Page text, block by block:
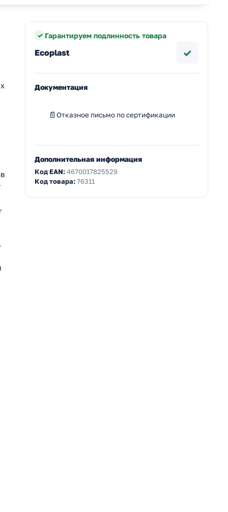
Гарантируем подлинность товара
Ecoplast ✓
Документация
Отказное письмо по сертификации
Дополнительная информация
Код EAN:4670017825529
Код товара:76311